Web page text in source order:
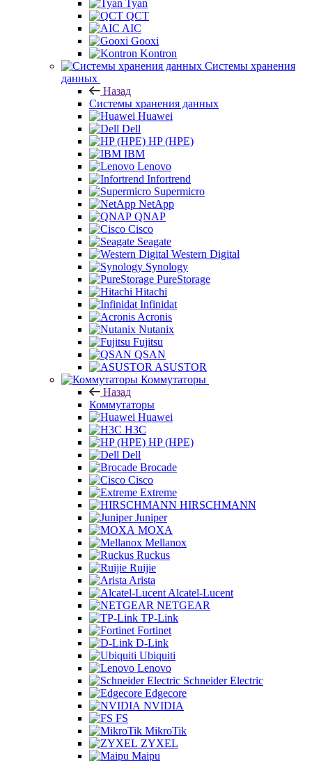
Tyan
QCT
AIC
Gooxi
Kontron
Системы хранения
данных
Назад
Системы хранения данных
Huawei
Dell
HP (HPE)
IBM
Lenovo
Infortrend
Supermicro
NetApp
QNAP
Cisco
Seagate
Western Digital
Synology
PureStorage
Hitachi
Infinidat
Acronis
Nutanix
Fujitsu
QSAN
ASUSTOR
Коммутаторы
Назад
Коммутаторы
Huawei
H3C
HP (HPE)
Dell
Brocade
Cisco
Extreme
HIRSCHMANN
Juniper
MOXA
Mellanox
Ruckus
Ruijie
Arista
Alcatel-Lucent
NETGEAR
TP-Link
Fortinet
D-Link
Ubiquiti
Lenovo
Schneider Electric
Edgecore
NVIDIA
FS
MikroTik
ZYXEL
Maipu